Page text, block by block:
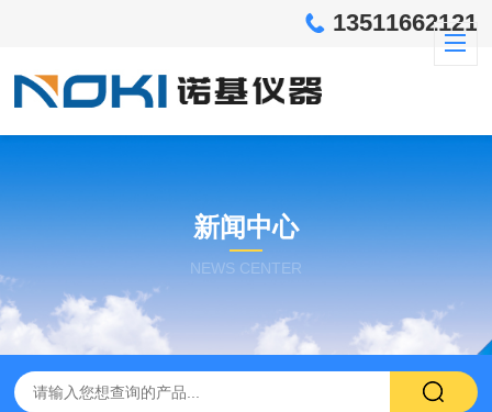
13511662121
新闻中心
NEWS CENTER